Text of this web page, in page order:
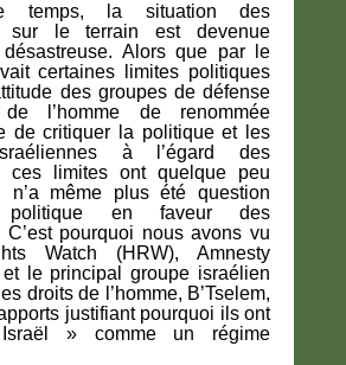
temps, la situation des
sur le terrain est devenue
Alors que par le
certaines limites politiques
des groupes de défense
l’homme de renommée
de critiquer la politique et les
à l’égard des
ces limites ont quelque peu
même plus été question
politique en faveur des
C’est pourquoi nous avons vu
Watch (HRW), Amnesty
et le principal groupe israélien
droits de l’homme, B’Tselem,
justifiant pourquoi ils ont
» comme un régime